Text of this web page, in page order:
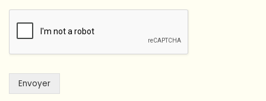
Envoyer